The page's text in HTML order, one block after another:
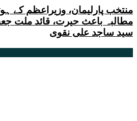
منتخب پارلیمان، وزیراعظم کے
مطالبہ باعث حیرت، قائد ملت
سید ساجد علی نقوی